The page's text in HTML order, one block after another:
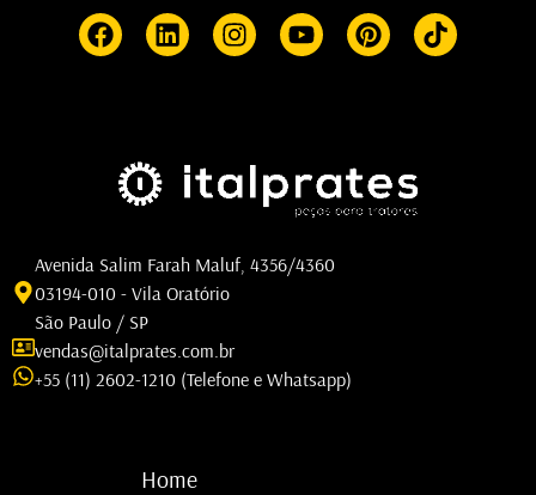
Avenida Salim Farah Maluf, 4356/4360
03194-010 - Vila Oratório
São Paulo / SP
vendas@italprates.com.br
+55 (11) 2602-1210 (Telefone e Whatsapp)
Home